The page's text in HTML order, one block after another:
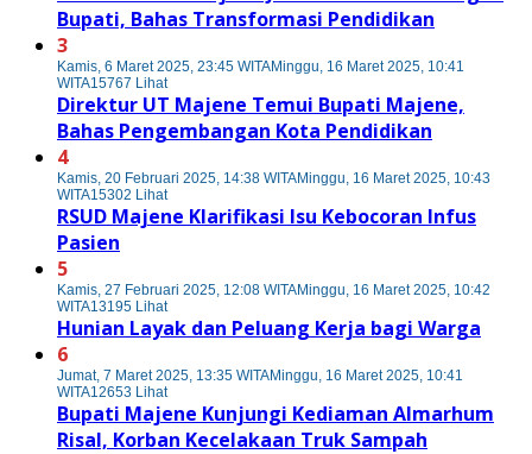
Bupati, Bahas Transformasi Pendidikan
3
Kamis, 6 Maret 2025, 23:45 WITAMinggu, 16 Maret 2025, 10:41
WITA15767 Lihat
Direktur UT Majene Temui Bupati Majene,
Bahas Pengembangan Kota Pendidikan
4
Kamis, 20 Februari 2025, 14:38 WITAMinggu, 16 Maret 2025, 10:43
WITA15302 Lihat
RSUD Majene Klarifikasi Isu Kebocoran Infus
Pasien
5
Kamis, 27 Februari 2025, 12:08 WITAMinggu, 16 Maret 2025, 10:42
WITA13195 Lihat
Hunian Layak dan Peluang Kerja bagi Warga
6
Jumat, 7 Maret 2025, 13:35 WITAMinggu, 16 Maret 2025, 10:41
WITA12653 Lihat
Bupati Majene Kunjungi Kediaman Almarhum
Risal, Korban Kecelakaan Truk Sampah